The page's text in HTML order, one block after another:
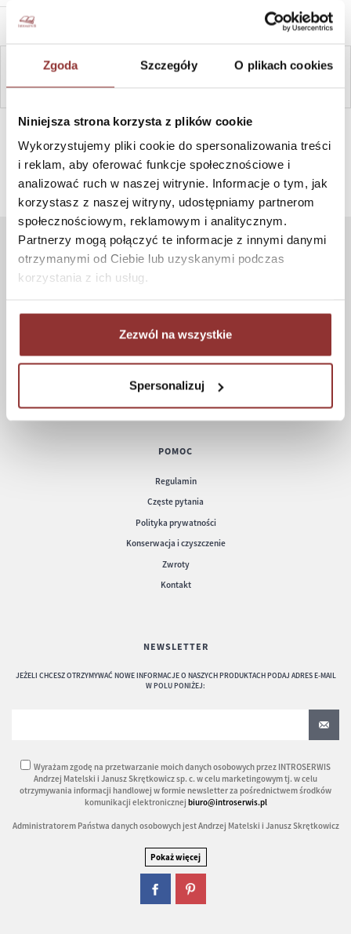
Zgoda Szczegóły O plikach cookies
Niniejsza strona korzysta z plików cookie
Wykorzystujemy pliki cookie do spersonalizowania treści
i reklam, aby oferować funkcje społecznościowe i
analizować ruch w naszej witrynie. Informacje o tym, jak
korzystasz z naszej witryny, udostępniamy partnerom
społecznościowym, reklamowym i analitycznym.
Partnerzy mogą połączyć te informacje z innymi danymi
otrzymanymi od Ciebie lub uzyskanymi podczas
korzystania z ich usług.
Zezwól na wszystkie
Spersonalizuj
ZAPYTAJ
SZYBKI KONTAKT PN-PT, 8-16, +48 698 291 992, +48 608
ZAKUPY
Czas realizacji zamówienia
Formy płatności
Koszt dostawy
POMOC
Regulamin
Częste pytania
Polityka prywatności
Konserwacja i czyszczenie
Zwroty
Kontakt
NEWSLETTER
JEŻELI CHCESZ OTRZYMYWAĆ NOWE INFORMACJE O NASZYCH PRODUKTACH PODAJ ADRES E-MAIL
W POLU PONIŻEJ:
Wyrażam zgodę na przetwarzanie moich danych osobowych przez INTROSERWIS
Andrzej Matelski i Janusz Skrętkowicz sp. c. w celu marketingowym tj. w celu
otrzymywania informacji handlowej w formie newsletter za pośrednictwem środków
komunikacji elektronicznej biuro@introserwis.pl
Administratorem Państwa danych osobowych jest Andrzej Matelski i Janusz Skrętkowicz